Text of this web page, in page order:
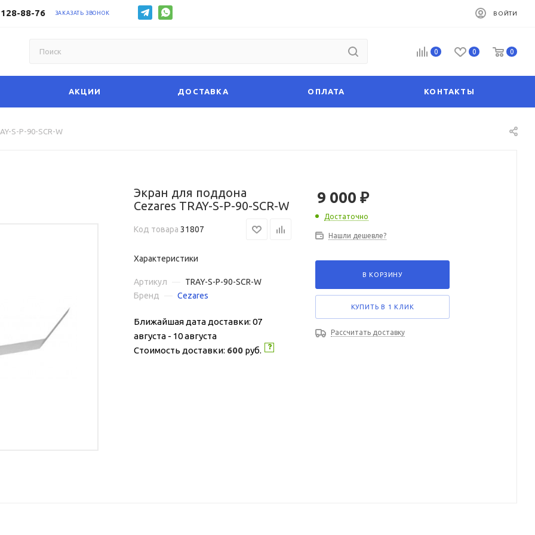
88-76 ЗАКАЗАТЬ ЗВОНОК ВОЙТИ
0 0 0
АКЦИИ ДОСТАВКА ОПЛАТА КОНТАКТЫ
S-P-90-SCR-W
Экран для поддона
Cezares TRAY-S-P-90-SCR-W
Код товара 31807
Характеристики
Артикул
TRAY-S-P-90-SCR-W
Бренд
Cezares
Ближайшая дата доставки: 07
августа - 10 августа
Стоимость доставки: 600 руб.
9 000 ₽
Достаточно
Нашли дешевле?
В КОРЗИНУ
КУПИТЬ В 1 КЛИК
Рассчитать доставку